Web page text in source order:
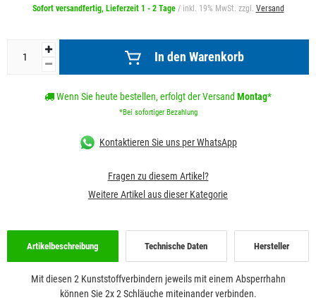
Sofort versandfertig, Lieferzeit 1 - 2 Tage / inkl. 19% MwSt. zzgl. Versand
In den Warenkorb
Wenn Sie heute bestellen, erfolgt der Versand Montag*
*Bei sofortiger Bezahlung
Kontaktieren Sie uns per WhatsApp
Fragen zu diesem Artikel?
Weitere Artikel aus dieser Kategorie
Artikelbeschreibung Technische Daten Hersteller
Mit diesen 2 Kunststoffverbindern jeweils mit einem Absperrhahn
können Sie 2x 2 Schläuche miteinander verbinden.